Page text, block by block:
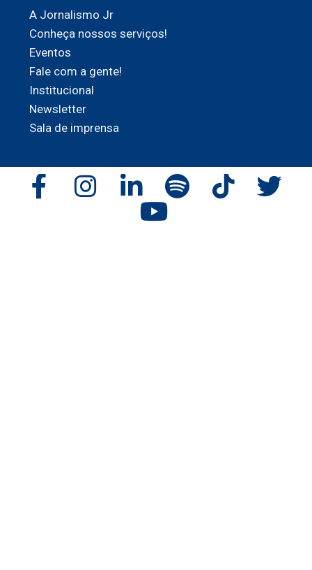
A Jornalismo Jr
Conheça nossos serviços!
Eventos
Fale com a gente!
Institucional
Newsletter
Sala de imprensa